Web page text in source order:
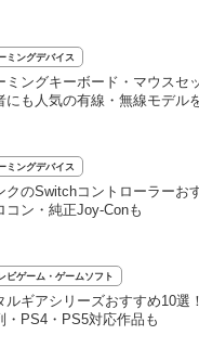
ミングデバイス
ミングキーボード・マウスセ
にも人気の有線・無線モデル
ミングデバイス
クのSwitchコントローラーお
コン・純正Joy-Conも
ビゲーム・ゲームソフト
ルギアシリーズおすすめ10選
・PS4・PS5対応作品も